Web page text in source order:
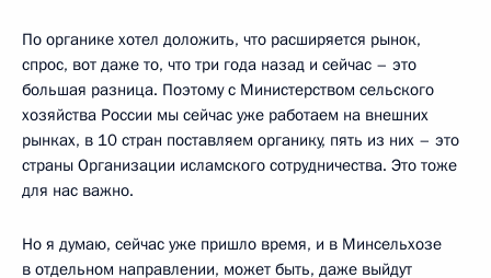
По органике хотел доложить, что расширяется рынок,
спрос, вот даже то, что три года назад и сейчас – это
большая разница. Поэтому с Министерством сельского
хозяйства России мы сейчас уже работаем на внешних
рынках, в 10 стран поставляем органику, пять из них – это
страны Организации исламского сотрудничества. Это тоже
для нас важно.
Но я думаю, сейчас уже пришло время, и в Минсельхозе
в отдельном направлении, может быть, даже выйдут